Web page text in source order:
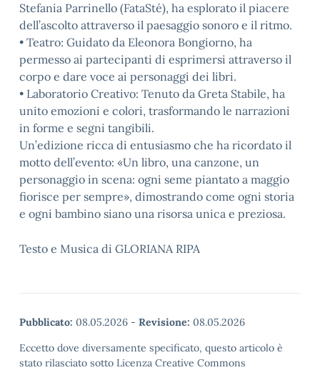
Stefania Parrinello (FataSté), ha esplorato il piacere
dell’ascolto attraverso il paesaggio sonoro e il ritmo.
• Teatro: Guidato da Eleonora Bongiorno, ha
permesso ai partecipanti di esprimersi attraverso il
corpo e dare voce ai personaggi dei libri.
• Laboratorio Creativo: Tenuto da Greta Stabile, ha
unito emozioni e colori, trasformando le narrazioni
in forme e segni tangibili.
Un’edizione ricca di entusiasmo che ha ricordato il
motto dell’evento: «Un libro, una canzone, un
personaggio in scena: ogni seme piantato a maggio
fiorisce per sempre», dimostrando come ogni storia
e ogni bambino siano una risorsa unica e preziosa.
Testo e Musica di GLORIANA RIPA
Pubblicato: 08.05.2026 - Revisione: 08.05.2026
Eccetto dove diversamente specificato, questo articolo è
stato rilasciato sotto Licenza Creative Commons